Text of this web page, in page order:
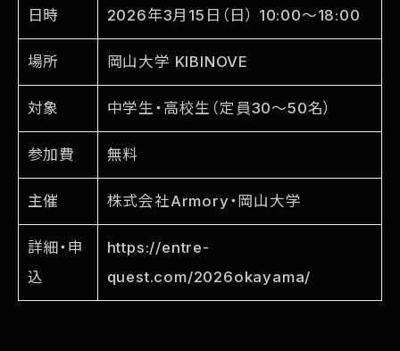
日時 2026年3月15日（日） 10:00〜18:00
場所 岡山大学 KIBINOVE
対象 中学生・高校生（定員30〜50名）
参加費 無料
主催 株式会社Armory・岡山大学
詳細・申
込
https://entre-
quest.com/2026okayama/